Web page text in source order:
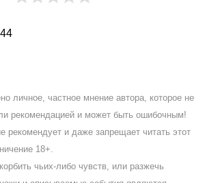
личное, частное мнение автора, которое не
рекомендацией и может быть ошибочным!
рекомендует и даже запрещает читать этот
18+.
чьих-либо чувств, или разжечь